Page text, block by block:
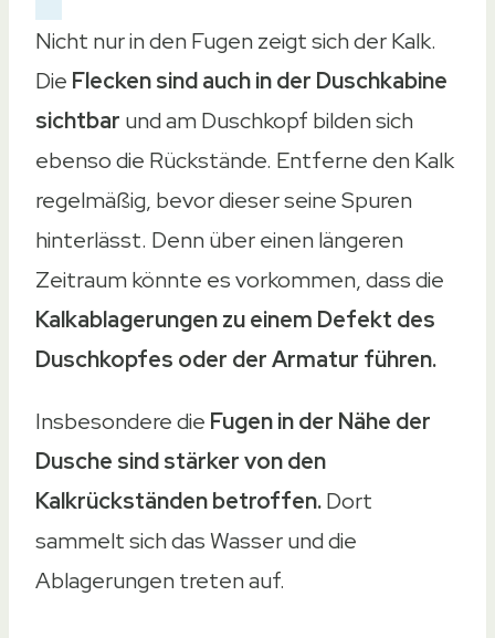
Nicht nur in den Fugen zeigt sich der Kalk.
Die Flecken sind auch in der Duschkabine
sichtbar und am Duschkopf bilden sich
ebenso die Rückstände. Entferne den Kalk
regelmäßig, bevor dieser seine Spuren
hinterlässt. Denn über einen längeren
Zeitraum könnte es vorkommen, dass die
Kalkablagerungen zu einem Defekt des
Duschkopfes oder der Armatur führen.
Insbesondere die Fugen in der Nähe der
Dusche sind stärker von den
Kalkrückständen betroffen.Dort
sammelt sich das Wasser und die
Ablagerungen treten auf.